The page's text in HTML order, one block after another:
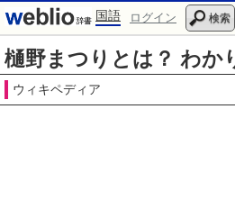
国語 ログイン 検索
樋野まつりとは？ わか
ウィキペディア